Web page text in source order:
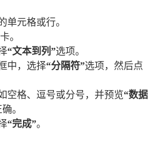
单元格或行。
。
“文本到列”选项。
中，选择“分隔符”选项，然后点
空格、逗号或分号，并预览“数据
。
“完成”。